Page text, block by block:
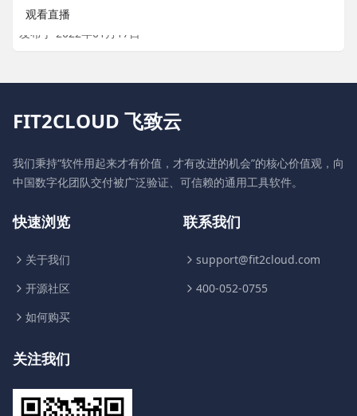
观看直播
发布于 2022年01月17日
FIT2CLOUD 飞致云
我们秉持“软件用起来才有价值，才有改进的机会”的核心价值观，向
中国数字化团队交付被广泛验证、可信赖的通用工具软件。
快速浏览
关于我们
开源社区
如何购买
联系我们
support@fit2cloud.com
400-052-0755
关注我们